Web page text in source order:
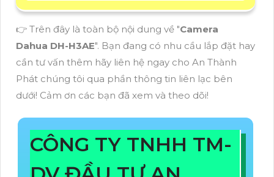
👉 Trên đây là toàn bộ nội dung về "Camera
Dahua DH-H3AE". Bạn đang có nhu cầu lắp đặt hay
cần tư vấn thêm hãy liên hệ ngay cho An Thành
Phát chúng tôi qua phần thông tin liên lạc bên
dưới! Cảm ơn các bạn đã xem và theo dõi!
CÔNG TY TNHH TM-